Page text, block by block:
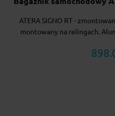
ATERA SIGNO RT -
montowany na relingach.